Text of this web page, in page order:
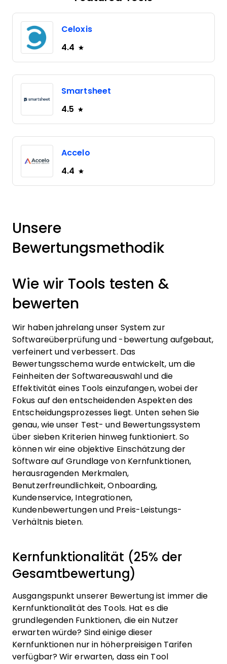
Celoxis
4.4
Smartsheet
4.5
Accelo
4.4
Unsere
Bewertungsmethodik
Wie wir Tools testen &
bewerten
Wir haben jahrelang unser System zur
Softwareüberprüfung und -bewertung aufgebaut,
verfeinert und verbessert. Das
Bewertungsschema wurde entwickelt, um die
Feinheiten der Softwareauswahl und die
Effektivität eines Tools einzufangen, wobei der
Fokus auf den entscheidenden Aspekten des
Entscheidungsprozesses liegt. Unten sehen Sie
genau, wie unser Test- und Bewertungssystem
über sieben Kriterien hinweg funktioniert. So
können wir eine objektive Einschätzung der
Software auf Grundlage von Kernfunktionen,
herausragenden Merkmalen,
Benutzerfreundlichkeit, Onboarding,
Kundenservice, Integrationen,
Kundenbewertungen und Preis-Leistungs-
Verhältnis bieten.
Kernfunktionalität (25% der
Gesamtbewertung)
Ausgangspunkt unserer Bewertung ist immer die
Kernfunktionalität des Tools. Hat es die
grundlegenden Funktionen, die ein Nutzer
erwarten würde? Sind einige dieser
Kernfunktionen nur in höherpreisigen Tarifen
verfügbar? Wir erwarten, dass ein Tool